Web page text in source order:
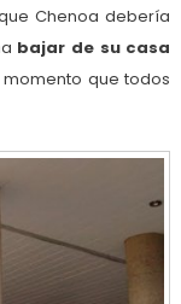
Chenoa debería
bajar de su casa
que todos